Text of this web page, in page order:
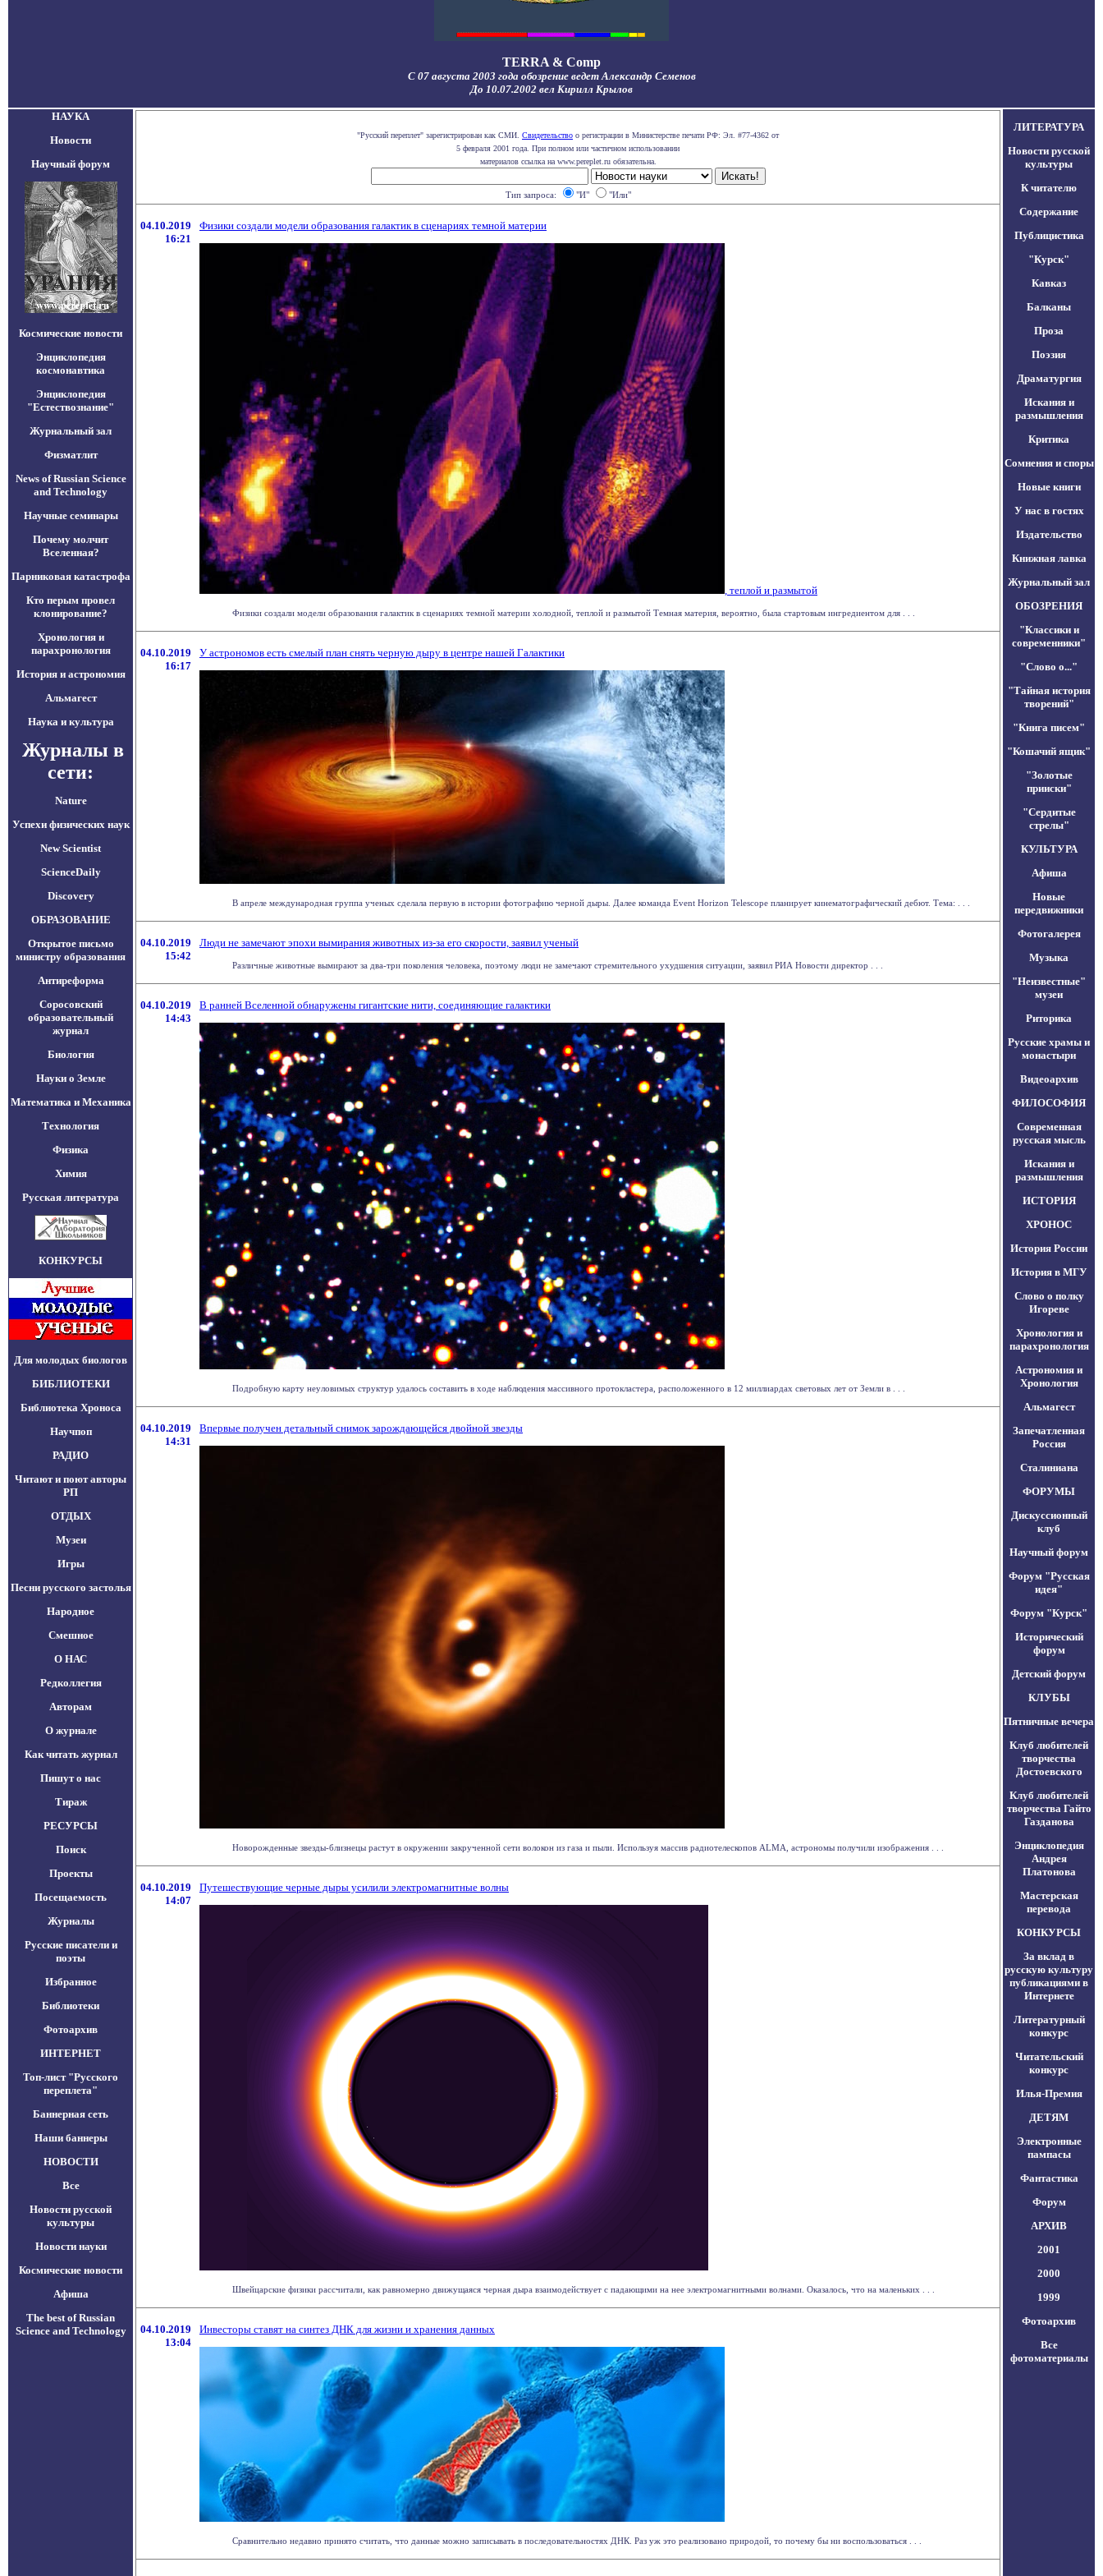
TERRA & Comp
С 07 августа 2003 года обозрение ведет Александр Семенов
До 10.07.2002 вел Кирилл Крылов
НАУКА
Новости
Научный форум
Космические новости
Энциклопедия
космонавтика
Энциклопедия
"Естествознание"
Журнальный зал
Физматлит
News of Russian Science
and Technology
Научные семинары
Почему молчит
Вселенная?
Парниковая катастрофа
Кто перым провел
клонирование?
Хронология и
парахронология
История и астрономия
Альмагест
Наука и культура
Журналы в
сети:
Nature
Успехи физических наук
New Scientist
ScienceDaily
Discovery
ОБРАЗОВАНИЕ
Открытое письмо
министру образования
Антиреформа
Соросовский
образовательный
журнал
Биология
Науки о Земле
Математика и Механика
Технология
Физика
Химия
Русская литература
КОНКУРСЫ
Для молодых биологов
БИБЛИОТЕКИ
Библиотека Хроноса
Научпоп
РАДИО
Читают и поют авторы
РП
ОТДЫХ
Музеи
Игры
Песни русского застолья
Народное
Смешное
О НАС
Редколлегия
Авторам
О журнале
Как читать журнал
Пишут о нас
Тираж
РЕСУРСЫ
Поиск
Проекты
Посещаемость
Журналы
Русские писатели и
поэты
Избранное
Библиотеки
Фотоархив
ИНТЕРНЕТ
Топ-лист "Русского
переплета"
Баннерная сеть
Наши баннеры
НОВОСТИ
Все
Новости русской
культуры
Новости науки
Космические новости
Афиша
The best of Russian
Science and Technology
"Русский переплет" зарегистрирован как СМИ. Свидетельство о регистрации в Министерстве печати РФ: Эл. #77-4362 от
5 февраля 2001 года. При полном или частичном использовании
материалов ссылка на www.pereplet.ru обязательна.
Тип запроса: "И" "Или"
04.10.2019
16:21
Физики создали модели образования галактик в сценариях темной материи
, теплой и размытой
Физики создали модели образования галактик в сценариях темной материи холодной, теплой и размытой Темная материя, вероятно, была стартовым ингредиентом для . . .
04.10.2019
16:17
У астрономов есть смелый план снять черную дыру в центре нашей Галактики
В апреле международная группа ученых сделала первую в истории фотографию черной дыры. Далее команда Event Horizon Telescope планирует кинематографический дебют. Тема: . . .
04.10.2019
15:42
Люди не замечают эпохи вымирания животных из-за его скорости, заявил ученый
Различные животные вымирают за два-три поколения человека, поэтому люди не замечают стремительного ухудшения ситуации, заявил РИА Новости директор . . .
04.10.2019
14:43
В ранней Вселенной обнаружены гигантские нити, соединяющие галактики
Подробную карту неуловимых структур удалось составить в ходе наблюдения массивного протокластера, расположенного в 12 миллиардах световых лет от Земли в . . .
04.10.2019
14:31
Впервые получен детальный снимок зарождающейся двойной звезды
Новорожденные звезды-близнецы растут в окружении закрученной сети волокон из газа и пыли. Используя массив радиотелескопов ALMA, астрономы получили изображения . . .
04.10.2019
14:07
Путешествующие черные дыры усилили электромагнитные волны
Швейцарские физики рассчитали, как равномерно движущаяся черная дыра взаимодействует с падающими на нее электромагнитными волнами. Оказалось, что на маленьких . . .
04.10.2019
13:04
Инвесторы ставят на синтез ДНК для жизни и хранения данных
Сравнительно недавно принято считать, что данные можно записывать в последовательностях ДНК. Раз уж это реализовано природой, то почему бы ни воспользоваться . . .
ЛИТЕРАТУРА
Новости русской
культуры
К читателю
Содержание
Публицистика
"Курск"
Кавказ
Балканы
Проза
Поэзия
Драматургия
Искания и
размышления
Критика
Сомнения и споры
Новые книги
У нас в гостях
Издательство
Книжная лавка
Журнальный зал
ОБОЗРЕНИЯ
"Классики и
современники"
"Слово о..."
"Тайная история
творений"
"Книга писем"
"Кошачий ящик"
"Золотые
прииски"
"Сердитые
стрелы"
КУЛЬТУРА
Афиша
Новые
передвижники
Фотогалерея
Музыка
"Неизвестные"
музеи
Риторика
Русские храмы и
монастыри
Видеоархив
ФИЛОСОФИЯ
Современная
русская мысль
Искания и
размышления
ИСТОРИЯ
ХРОНОС
История России
История в МГУ
Слово о полку
Игореве
Хронология и
парахронология
Астрономия и
Хронология
Альмагест
Запечатленная
Россия
Сталиниана
ФОРУМЫ
Дискуссионный
клуб
Научный форум
Форум "Русская
идея"
Форум "Курск"
Исторический
форум
Детский форум
КЛУБЫ
Пятничные вечера
Клуб любителей
творчества
Достоевского
Клуб любителей
творчества Гайто
Газданова
Энциклопедия
Андрея
Платонова
Мастерская
перевода
КОНКУРСЫ
За вклад в
русскую культуру
публикациями в
Интернете
Литературный
конкурс
Читательский
конкурс
Илья-Премия
ДЕТЯМ
Электронные
пампасы
Фантастика
Форум
АРХИВ
2001
2000
1999
Фотоархив
Все
фотоматериалы